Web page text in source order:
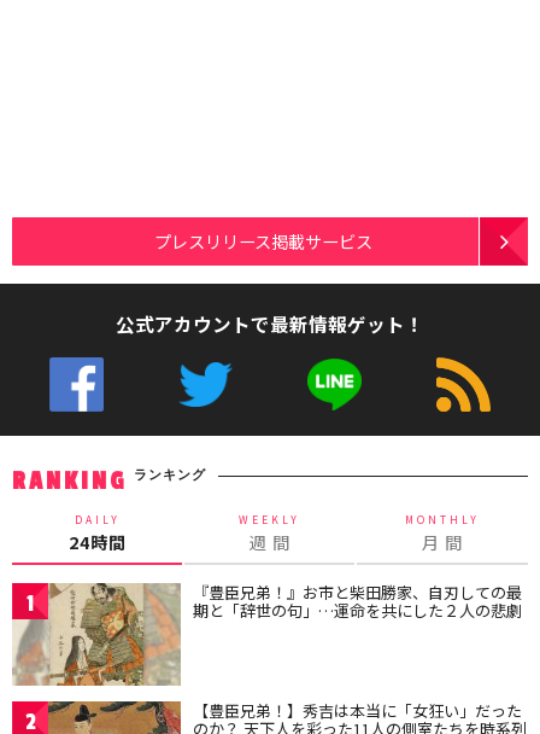
プレスリリース掲載サービス
公式アカウントで最新情報ゲット！
RANKING ランキング
DAILY
24時間
WEEKLY
週 間
MONTHLY
月 間
1 『豊臣兄弟！』お市と柴田勝家、自刃しての最
期と「辞世の句」…運命を共にした２人の悲劇
2 【豊臣兄弟！】秀吉は本当に「女狂い」だった
のか？ 天下人を彩った11人の側室たちを時系列